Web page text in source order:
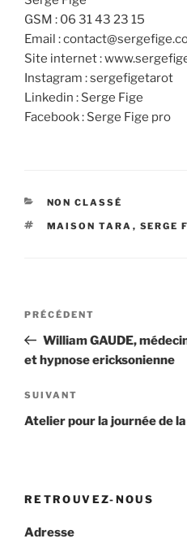
GSM : 06 31 43 23 15
Email :
Site internet :
Instagram : sergefigetarot
Linkedin : Serge Fige
Facebook : Serge Fige pro
CATÉGORIES
NON CLASSÉ
ÉTIQUETTES
MAISON TARA , SERGE
Navigation
l’article
Article
précédent
PRÉCÉDENT
William GAUDE,
et hypnose ericksonienne
Article
suivant
SUIVANT
Atelier pour la journée de
RETROUVEZ-NOUS
Adresse